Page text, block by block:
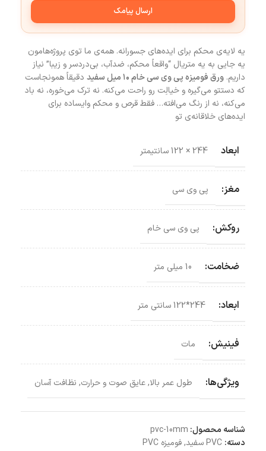
ارسال پیامک
یه لایه‌ی محکم برای ایده‌های جسورانه. همه‌ی ما توی پروژه‌هامون
یه جایی به یه متریال “واقعاً محکم، ضدآب، بی‌دردسر و زیبا” نیاز
داریم. ورق فومیزه پی وی سی خام ۱۰ میل سفید
دقیقاً همونجاست
که دستتو می‌گیره و خیالِت رو راحت می‌کنه. نه ترک می‌خوره، نه باد
می‌کنه، نه از رنگ می‌افته… فقط قرص و محکم وایساده برای
ایده‌های خلاقانه‌ی تو
ابعاد 244 × 122 سانتیمتر
مغز: پی وی سی
روکش: پی وی سی خام
ضخامت: 10 میلی متر
ابعاد: 244*122 سانتی‌ متر
فینیش: مات
ویژگی‌ها: طول عمر بالا,عایق صوت و حرارت, نظافت آسان
شناسه محصول: pvc-10mm
دسته: PVC سفید ,فومیزه PVC